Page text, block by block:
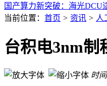
宇树G1人形机器人远程协
AI迈向轨道时代：光学通信
铠侠发布新一代数据中心固
荣耀携手阿莱把电影工作流
消息称比亚迪人形机器人8月
安徽卫视播出国内首部全AI
当前位置： 首页 > 资讯 > 人
台积电3nm制
时